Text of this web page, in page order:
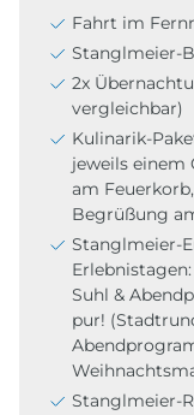
Fahrt im
Stanglmeier-
2x
vergleichbar)
Kulinarik-
jeweils einem
am
Begrüßung
Stanglmeier-
Suhl &
pur!
Stanglmeier-